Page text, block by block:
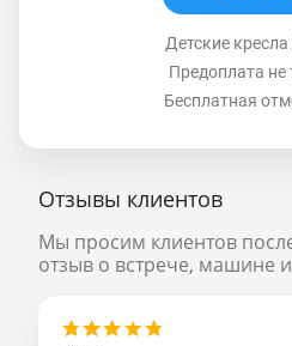
Детские
Предоплата не
Бесплатная
Отзывы клиентов
Мы просим клиентов
отзыв о встрече, машине